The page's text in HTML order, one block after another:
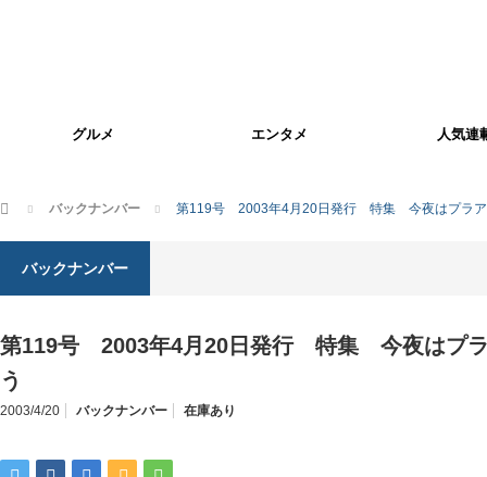
グルメ エンタメ 人気連
ホーム バックナンバー 第119号 2003年4月20日発行 特集 今夜はプラア
バックナンバー
第119号 2003年4月20日発行 特集 今夜はプラ
う
2003/4/20 バックナンバー 在庫あり